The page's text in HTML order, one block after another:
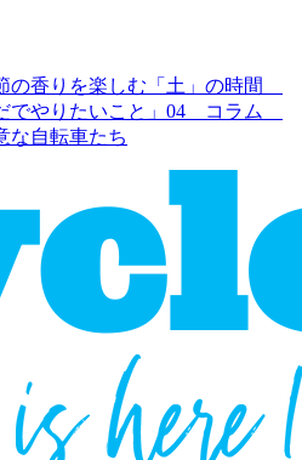
の香りを楽しむ「土」の時間
でやりたいこと」04 コラム
な自転車たち